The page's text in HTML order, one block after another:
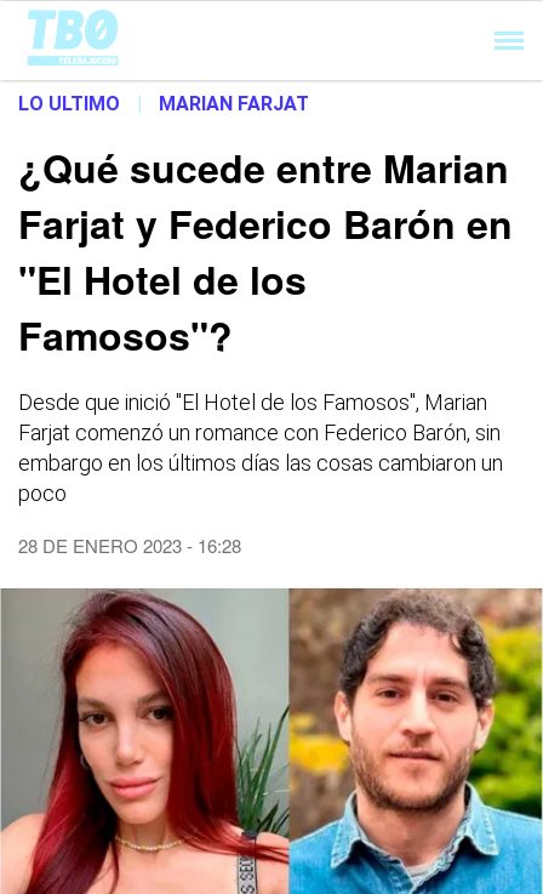
Cargando...
LO ULTIMO | MARIAN FARJAT
¿Qué sucede entre Marian
Farjat y Federico Barón en
"El Hotel de los
Famosos"?
Desde que inició "El Hotel de los Famosos", Marian
Farjat comenzó un romance con Federico Barón, sin
embargo en los últimos días las cosas cambiaron un
poco
28 DE ENERO 2023 - 16:28